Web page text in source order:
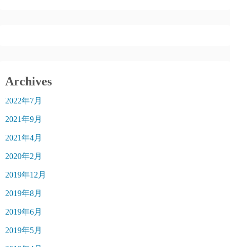
Archives
2022年7月
2021年9月
2021年4月
2020年2月
2019年12月
2019年8月
2019年6月
2019年5月